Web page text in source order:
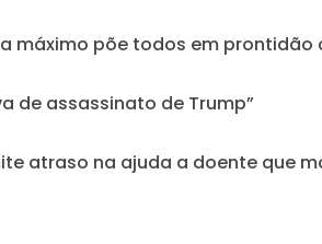
máximo põe todos em prontidão
de assassinato de Trump”
atraso na ajuda a doente que